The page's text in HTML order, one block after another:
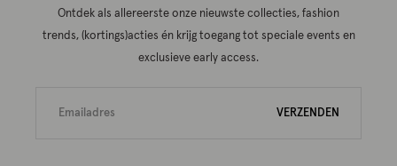
Ontdek als allereerste onze nieuwste collecties, fashion
trends, (kortings)acties én krijg toegang tot speciale events en
exclusieve early access.
VERZENDEN